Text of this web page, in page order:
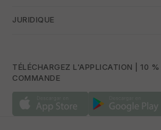
JURIDIQUE
TÉLÉCHARGEZ L'APPLICATION | 10 %
COMMANDE